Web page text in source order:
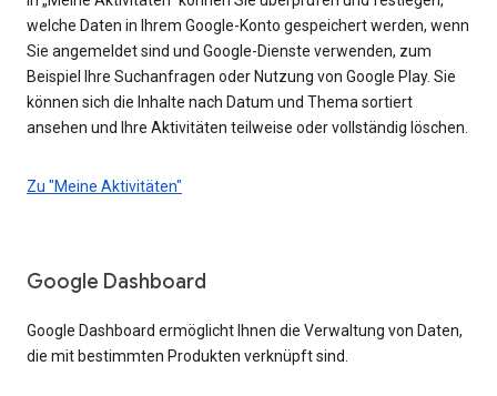
welche Daten in Ihrem Google-Konto gespeichert werden, wenn
Sie angemeldet sind und Google-Dienste verwenden, zum
Beispiel Ihre Suchanfragen oder Nutzung von Google Play. Sie
können sich die Inhalte nach Datum und Thema sortiert
ansehen und Ihre Aktivitäten teilweise oder vollständig löschen.
Zu "Meine Aktivitäten"
Google Dashboard
Google Dashboard ermöglicht Ihnen die Verwaltung von Daten,
die mit bestimmten Produkten verknüpft sind.